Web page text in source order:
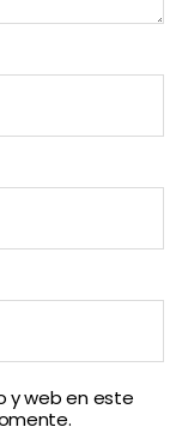
y web en este